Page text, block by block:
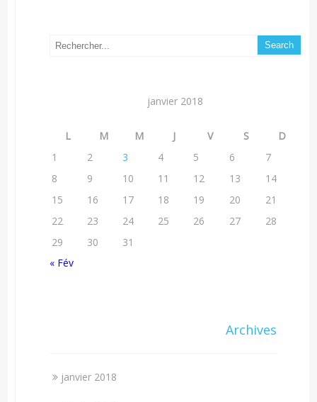
janvier 2018
L M M J V S
D
1
2 3 4 5 6
7
8
9 10 11 12 13
14
15
16 17 18 19 20
21
22
23 24 25 26 27
28
29
30
31
« Fév
Archives
janvier 2018